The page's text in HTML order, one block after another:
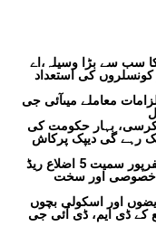
سب سے بڑا وسیلہ،اے
کونسلروں کی استعداد
معاملے میںآئی جی
بہار حکومت کی
پر لیا گیا فیصلہ،اب 16 مارچ 2027 تک رہے گی دیپک پرکاش
بہار کے 5 اضلاع میں ڈینگو کا پھیلاؤ، پٹنہ، مظفرپور سمیت 5 اضلاع ریڈ
اور سخت
اور اسکولی بچوں
کے ڈی ایم، ڈی آئی جی